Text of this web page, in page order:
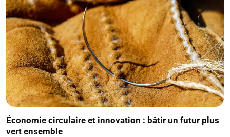
Économie circulaire et innovation : bâtir un futur plus
vert ensemble